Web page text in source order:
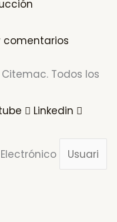
comentarios
Todos los
Linkedin